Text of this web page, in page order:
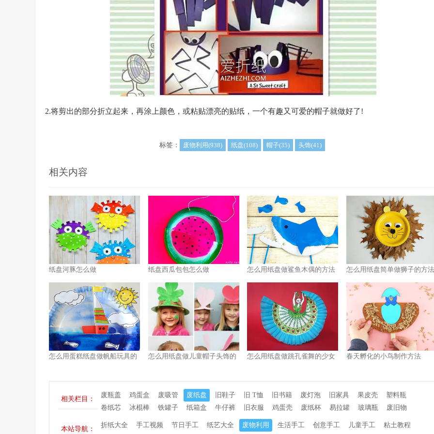
2.将剪出的部分折立起来，再涂上颜色，或粘贴漂亮的贴纸，一个有趣又可爱的帽子就做好了!
标签： 废物利用(938) 纸盘(108) 帽子(35) 头饰(41)
相关内容
纸盘河豚怎么做 纸盘西瓜包包怎么做
怎么用纸盘做鲨鱼木偶的方法
怎么用纸盘简单做狮子的方法
怎么用蛋糕纸盘做帆船玩具的
怎么用纸盘做儿童帽子头饰的
怎么用纸盘做跳孔雀舞的少女
春天孵化的小鸟制作方法
相关栏目：
废瓶盖 鸡蛋盒 废吸管 废纸盘 旧鞋子 旧 T恤 旧书籍 废灯泡 旧家具 果皮壳
塑料瓶
卷纸芯
冰棍棒 铁罐子 纸箱盒 牛仔裤 旧衣服 鸡蛋壳 废纸杯 易拉罐 玻璃瓶 废旧物
本站导航：
折纸大全 手工视频 节日手工 纸艺大全 废物利用 生活手工 创意手工 儿童手工 粘土教程